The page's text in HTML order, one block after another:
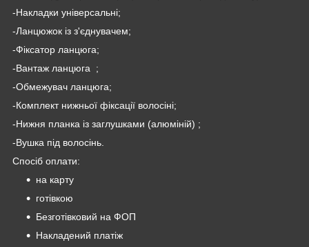
-Накладки універсальні;
-Ланцюжок із з'єднувачем;
-Фіксатор ланцюга;
-Вантаж ланцюга ;
-Обмежувач ланцюга;
-Комплект нижньої фіксації волосіні;
-Нижня планка із заглушками (алюміній) ;
-Вушка під волосінь.
Спосіб оплати:
на карту
готівкою
Безготівковий на ФОП
Накладений платіж